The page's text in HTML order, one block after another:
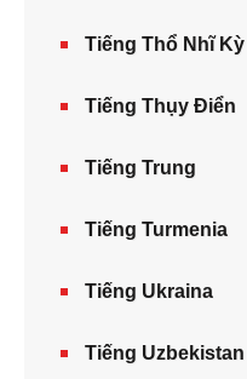
Tiếng Thổ Nhĩ Kỳ
Tiếng Thụy Điển
Tiếng Trung
Tiếng Turmenia
Tiếng Ukraina
Tiếng Uzbekistan